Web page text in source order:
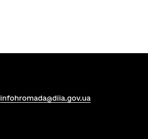
infohromada@diia.gov.ua